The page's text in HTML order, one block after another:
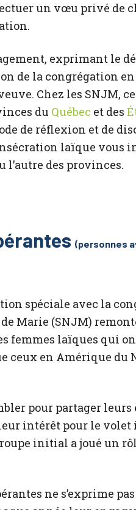
un vœu privé de
exprimant le
de la congrégation
Chez les SNJM,
du Québec et des
de réflexion et de
laïque vous
l’autre des provinces.
(personnes
spéciale avec la
Marie (SNJM)
femmes laïques qui
ceux en Amérique du
pour partager leurs
intérêt pour le volet
initial a joué un
ne s’exprime